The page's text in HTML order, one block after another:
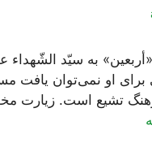
به سيّد الشّهداء
او نمی‌توان یافت
تشیع است. زیارت